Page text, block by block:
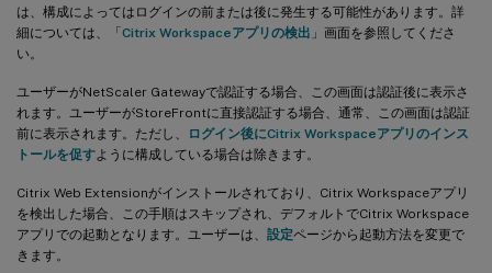
は、構成によってはログインの前または後に発生する可能性があります。詳
細については、「Citrix Workspaceアプリの検出 」画面を参照してくださ
い。
ユーザーがNetScaler Gatewayで認証する場合、この画面は認証後に表示さ
れます。ユーザーがStoreFrontに直接認証する場合、通常、この画面は認証
前に表示されます。ただし、
ログイン後にCitrix Workspaceアプリのインス
トールを促すように構成している場合は除きます。
Citrix Web Extensionがインストールされており、Citrix Workspaceアプリ
を検出した場合、この手順はスキップされ、デフォルトでCitrix Workspace
アプリでの起動となります。ユーザーは、 設定ページから起動方法を変更で
きます。